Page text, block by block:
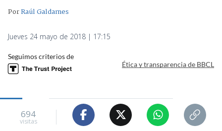
PorRaúl Galdames
Jueves 24 mayo de 2018 | 17:15
Seguimos criterios de
Ética y transparencia de BBCL
694
visitas